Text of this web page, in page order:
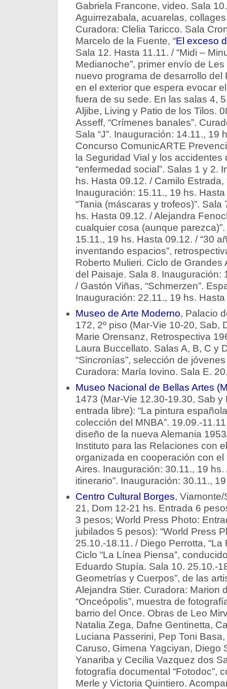
Gabriela Francone, video. Sala
Aguirrezabala, acuarelas,
Curadora: Clelia Taricco. Sala
Marcelo de la Fuente, “El exceso
Sala 12. Hasta 11.11. / “Midi –
Medianoche”, primer envío de
nuevo programa de desarrollo del
en el exterior que espera evocar
fuera de su sede. En las salas 4,
Aljibe, Living y Patio de los Tilos.
Asseff, “Crímenes banales”.
Sala “J”. Inauguración: 14.11., 19
Concurso ComunicARTE
la Seguridad Vial y los accidentes
“enfermedad social”. Salas 1 y 2.
hs. Hasta 09.12. / Camilo Estrada,
Inauguración: 15.11., 19 hs.
“Tania (máscaras y trofeos)”.
hs. Hasta 09.12. / Alejandra
cualquier cosa (aunque
15.11., 19 hs. Hasta 09.12. / “30
inventando espacios”,
Roberto Mulieri. Ciclo de
del Paisaje. Sala 8. Inauguración:
/ Gastón Viñas, “Schmerzen”.
Inauguración: 22.11., 19 hs.
Museo de Arte Moderno, Palacio
172, 2º piso (Mar-Vie 10-20, Sab,
Marie Orensanz, Retrospectiva
Laura Buccellato. Salas A, B, C y
“Sincronías”, selección de
Curadora: María Iovino. Sala E.
Museo Nacional de Bellas Artes
1473 (Mar-Vie 12.30-19.30, Sab y
entrada libre): “La pintura
colección del MNBA”. 19.09.-
diseño de la nueva Alemania
Instituto para las Relaciones con
organizada en cooperación con
Aires. Inauguración: 30.11., 19 hs.
itinerario”. Inauguración: 30.11.,
Centro Cultural Borges,
21, Dom 12-21 hs. Entrada 6
3 pesos; World Press Photo:
jubilados 5 pesos): “World Press
25.10.-18.11. / Diego Perrotta, “La
Ciclo “La Línea Piensa”,
Eduardo Stupía. Sala 10. 25.10.-
Geometrías y Cuerpos”, de las
Alejandra Stier. Curadora: Marion
“Onceópolis”, muestra de
barrio del Once. Obras de Leo
Natalia Zega, Dafne Gentinetta,
Luciana Passerini, Pep Toni
Caruso, Gimena Yagciyan, Diego
Yanariba y Cecilia Vazquez dos
fotografía documental “Fotodoc”,
Merle y Victoria Quintiero.